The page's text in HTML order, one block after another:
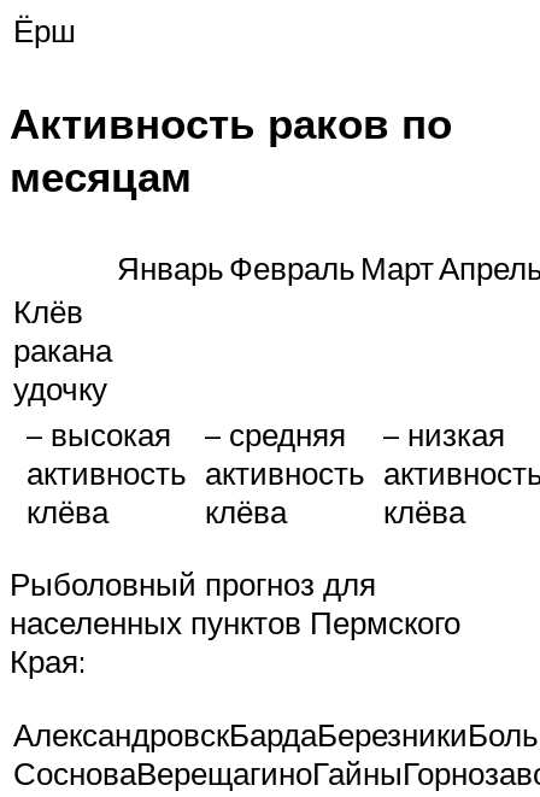
Ёрш
Активность раков по
месяцам
ЯнварьФевраль Март
Клёв
ракана
удочку
– высокая
активность
клёва
– средняя
активность
клёва
– низкая
клёва
Рыболовный прогноз для
населенных пунктов Пермского
Края: